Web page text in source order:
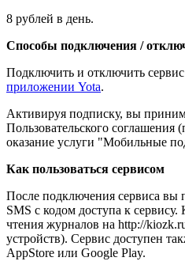
8 рублей в день.
Способы подключения /
Подключить и отключить
приложении Yota.
Активируя подписку, вы
Пользовательского соглашения
оказание услуги "Мобильные
Как пользоваться сервисом
После подключения сервиса вы
SMS с кодом доступа к
чтения журналов на http://
устройств). Сервис доступен
AppStore или Google Play.